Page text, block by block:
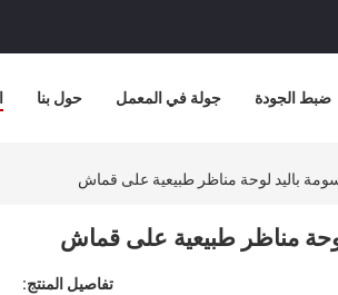
حول بنا جولة في المعمل ضبط الجودة
باليد لوحة مناظر طبيعية على قماش
مناظر طبيعية على قماش
تفاصيل المنتج: